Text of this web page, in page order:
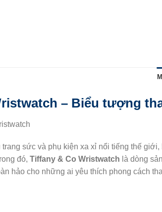
– Biểu tượng
sức và phụ kiện xa xỉ nổi tiếng thế
đó, Tiffany & Co Wristwatch là dòng
hảo cho những ai yêu thích phong cách